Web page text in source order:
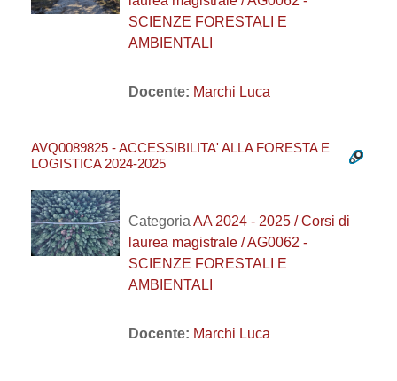
SCIENZE FORESTALI E
AMBIENTALI
Docente: Marchi Luca
AVQ0089825 - ACCESSIBILITA' ALLA FORESTA E
LOGISTICA 2024-2025
Categoria AA 2024 - 2025 / Corsi di
laurea magistrale / AG0062 -
SCIENZE FORESTALI E
AMBIENTALI
Docente: Marchi Luca